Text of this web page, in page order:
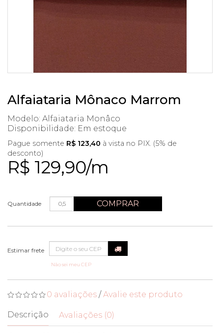
Alfaiataria Mônaco Marrom
Modelo: Alfaiataria Monâco
Disponibilidade: Em estoque
R$ 129,90/m
Pague somente R$ 123,40 à vista no PIX. (5% de
desconto)
Quantidade COMPRAR
Não sei meu CEP
0 avaliações /Avalie este produto
Descrição Avaliações (0)